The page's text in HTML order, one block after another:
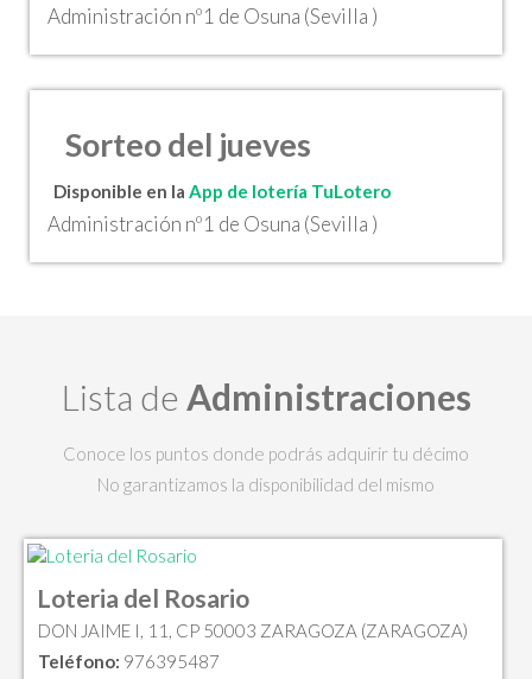
Administración nº1 de Osuna (Sevilla )
Sorteo del jueves
Disponible en la App de lotería TuLotero
Administración nº1 de Osuna (Sevilla )
Lista de Administraciones
Conoce los puntos donde podrás adquirir tu décimo
No garantizamos la disponibilidad del mismo
Loteria del Rosario
DON JAIME I, 11, CP 50003 ZARAGOZA (ZARAGOZA)
Teléfono: 976395487